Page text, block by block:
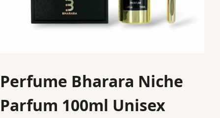
Perfume Bharara Niche
Parfum 100ml Unisex